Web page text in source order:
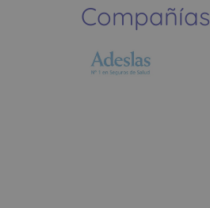
Compañías